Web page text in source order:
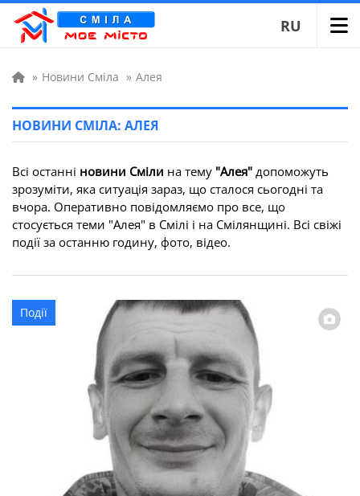
RU
» Новини Сміла » Алея
НОВИНИ СМІЛА: АЛЕЯ
Всі останні новини Сміли на тему "Алея" допоможуть
зрозуміти, яка ситуація зараз, що сталося сьогодні та
вчора. Оперативно повідомляємо про все, що
стосується теми "Алея" в Смілі і на Смілянщині. Всі свіжі
події за останню годину, фото, відео.
Події